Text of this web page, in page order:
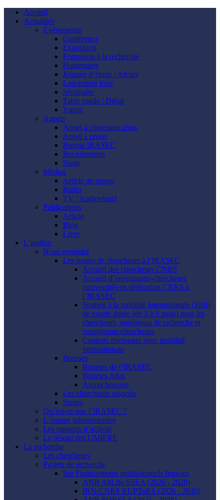
Accueil
Actualités
Événements
Conférence
Exposition
Formation à la recherche
Hommages
Journée d’étude / Atelier
Lancement livre
Séminaire
Table ronde / Débat
Vœux
Appels
Appel à communication
Appel à projet
Bourse IRASEC
Recrutements
Stage
Médias
Article de presse
Radio
TV / Audiovisuel
Publications
Article
Blog
Livre
L’institut
Nous rejoindre
Les postes de chercheurs à l’IRASEC
Accueil des chercheurs CNRS
Accueil d’enseignants-chercheurs
(université) en délégation CNRS à
l’IRASEC
Soutien à la mobilité internationale (SMI)
de courte durée (de 3 à 9 mois) pour les
chercheurs, ingénieurs de recherche et
enseignants-chercheurs
Contrats doctoraux avec mobilité
internationale
Bourses
Bourses de l’IRASEC
Bourses Atlas
Autres bourses
Les chercheurs associés
Stages
Qu’est-ce que l’IRASEC ?
L’équipe administrative
Les rapports d’activité
Le réseau des UMIFRE
La recherche
Les chercheurs
Projets de recherche
Sur Financements institutionnels français
ANR AltLife-SSEA (2026 - 2028)
IRN-CNRS RUPTuRS (2026 - 2030)